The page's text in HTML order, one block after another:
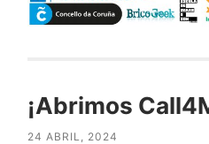
¡Abrimos
24 ABRIL, 2024